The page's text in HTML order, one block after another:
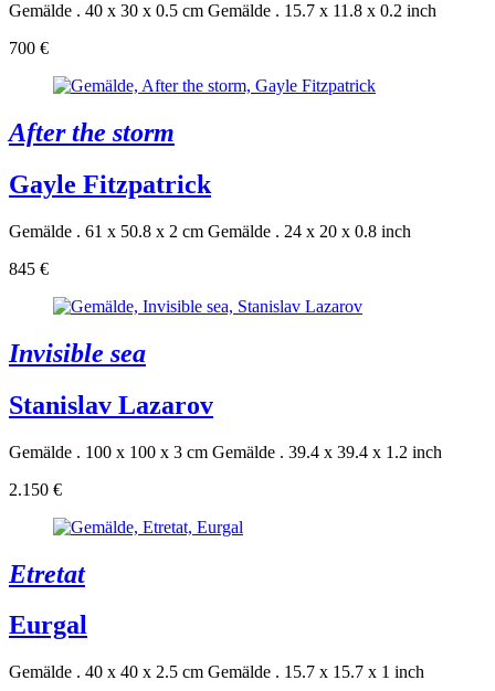
Gemälde . 40 x 30 x 0.5 cm Gemälde . 15.7 x 11.8 x 0.2 inch
700 €
After the storm
Gayle Fitzpatrick
Gemälde . 61 x 50.8 x 2 cm Gemälde . 24 x 20 x 0.8 inch
845 €
Invisible sea
Stanislav Lazarov
Gemälde . 100 x 100 x 3 cm Gemälde . 39.4 x 39.4 x 1.2 inch
2.150 €
Etretat
Eurgal
Gemälde . 40 x 40 x 2.5 cm Gemälde . 15.7 x 15.7 x 1 inch